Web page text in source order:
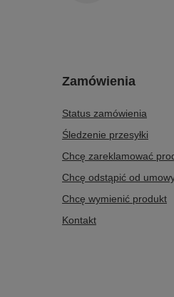
Zamówienia
Status zamówienia
Śledzenie przesyłki
Chcę zareklamować
Chcę odstąpić od
Chcę wymienić produkt
Kontakt